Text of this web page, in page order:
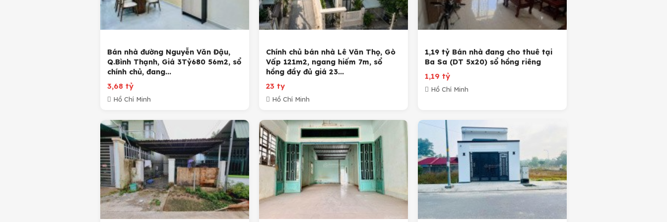
Bán nhà đường Nguyễn Văn Đậu,
Q.Bình Thạnh, Giá 3Tỷ680 56m2, sổ
chính chủ, đang...
3,68 tỷ
Hồ Chí Minh
Chính chủ bán nhà Lê Văn Thọ, Gò
Vấp 121m2, ngang hiếm 7m, sổ
hồng đầy đủ giá 23...
23 ty
Hồ Chí Minh
1,19 tỷ Bán nhà đang cho thuê tại
Ba Sa (DT 5x20) sổ hồng riêng
1,19 tỷ
Hồ Chí Minh